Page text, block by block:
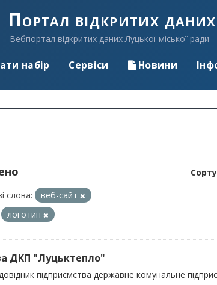
Портал відкритих
Вебпортал відкритих даних Луцької міської ради
набір Сервіси Новини
слова:
веб-сайт
логотип
ДКП "Луцьктепло"
підприємства державне комунальне